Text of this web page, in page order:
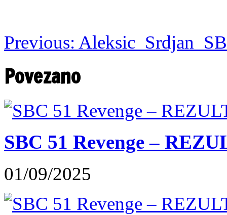
Previous:
Povezano
SBC 51 Revenge –
01/09/2025